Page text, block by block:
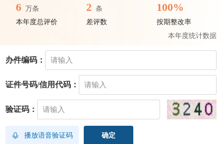
6 万条
本年度总评价
2 条
差评数
100%
按期整改率
本年度统计数据
办件编码：
证件号码/信用代码：
验证码：
播放语音验证码